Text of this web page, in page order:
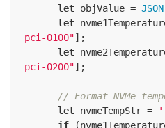
let objValue = JSON
let
pci-0100"];
let
pci-0200"];
// Format NVMe
let nvmeTempStr =
if